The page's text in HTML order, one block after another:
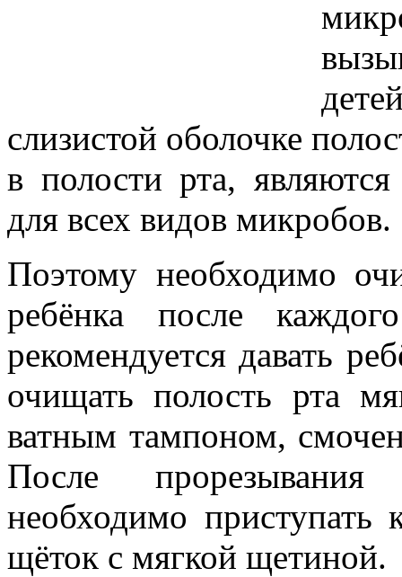
слизистой оболочке
в полости рта,
для всех видов микробов.
Поэтому необходимо
ребёнка после
рекомендуется давать
очищать полость рта
ватным тампоном,
После
необходимо
щёток с мягкой щетиной.